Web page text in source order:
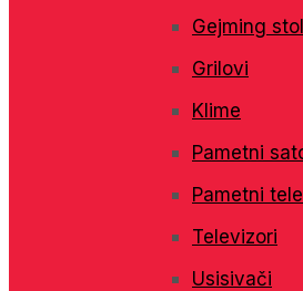
Gejming
Grilovi
Klime
Pametni
Pametni
Televizori
Usisivači